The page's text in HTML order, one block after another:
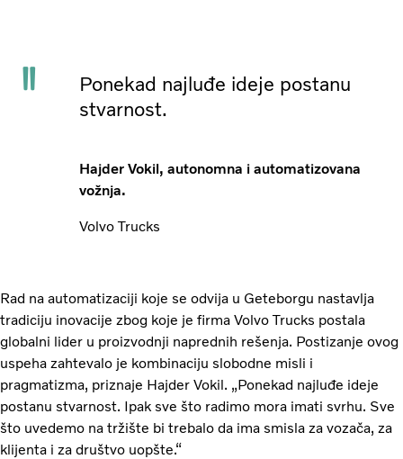
Ponekad najluđe ideje postanu
stvarnost.
Hajder Vokil, autonomna i automatizovana
vožnja.
Volvo Trucks
Rad na automatizaciji koje se odvija u Geteborgu nastavlja
tradiciju inovacije zbog koje je firma Volvo Trucks postala
globalni lider u proizvodnji naprednih rešenja. Postizanje ovog
uspeha zahtevalo je kombinaciju slobodne misli i
pragmatizma, priznaje Hajder Vokil. „Ponekad najluđe ideje
postanu stvarnost. Ipak sve što radimo mora imati svrhu. Sve
što uvedemo na tržište bi trebalo da ima smisla za vozača, za
klijenta i za društvo uopšte.“